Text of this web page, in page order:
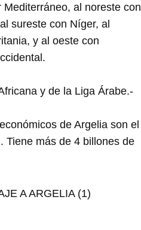
al noreste con
sureste con Níger, al
y al oeste con
y de la Liga Árabe.-
de Argelia son el
Tiene más de 4 billones de